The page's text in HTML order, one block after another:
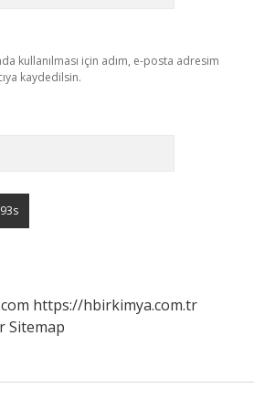
kullanılması için adım, e-posta adresim
kaydedilsin.
https://hbirkimya.com.tr
Sitemap